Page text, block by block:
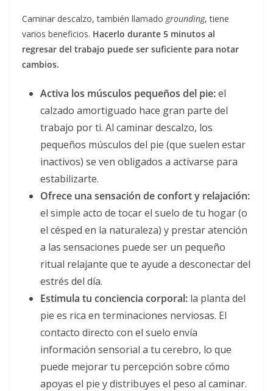
Caminar descalzo, también llamado grounding, tiene
varios beneficios. Hacerlo durante 5 minutos al
regresar del trabajo puede ser suficiente para notar
cambios.
Activa los músculos pequeños del pie:el
calzado amortiguado hace gran parte del
trabajo por ti. Al caminar descalzo, los
pequeños músculos del pie (que suelen estar
inactivos) se ven obligados a activarse para
estabilizarte.
Ofrece una sensación de confort y relajación:
el simple acto de tocar el suelo de tu hogar (o
el césped en la naturaleza) y prestar atención
a las sensaciones puede ser un pequeño
ritual relajante que te ayude a desconectar del
estrés del día.
Estimula tu conciencia corporal: la planta del
pie es rica en terminaciones nerviosas. El
contacto directo con el suelo envía
información sensorial a tu cerebro, lo que
puede mejorar tu percepción sobre cómo
apoyas el pie y distribuyes el peso al caminar.